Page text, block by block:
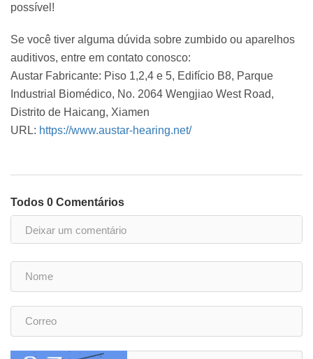
possível!
Se você tiver alguma dúvida sobre zumbido ou aparelhos
auditivos, entre em contato conosco:
Austar Fabricante: Piso 1,2,4 e 5, Edifício B8, Parque
Industrial Biomédico, No. 2064 Wengjiao West Road,
Distrito de Haicang, Xiamen
URL: https://www.austar-hearing.net/
Todos 0 Comentários